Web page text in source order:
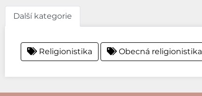
Další kategorie
Religionistika Obecná religionistika